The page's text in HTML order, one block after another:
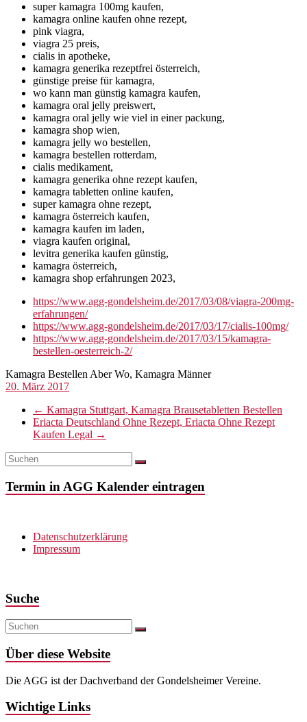
super kamagra 100mg kaufen,
kamagra online kaufen ohne rezept,
pink viagra,
viagra 25 preis,
cialis in apotheke,
kamagra generika rezeptfrei österreich,
günstige preise für kamagra,
wo kann man günstig kamagra kaufen,
kamagra oral jelly preiswert,
kamagra oral jelly wie viel in einer packung,
kamagra shop wien,
kamagra jelly wo bestellen,
kamagra bestellen rotterdam,
cialis medikament,
kamagra generika ohne rezept kaufen,
kamagra tabletten online kaufen,
super kamagra ohne rezept,
kamagra österreich kaufen,
kamagra kaufen im laden,
viagra kaufen original,
levitra generika kaufen günstig,
kamagra österreich,
kamagra shop erfahrungen 2023,
https://www.agg-gondelsheim.de/2017/03/08/viagra-200mg-
erfahrungen/
https://www.agg-gondelsheim.de/2017/03/17/cialis-100mg/
https://www.agg-gondelsheim.de/2017/03/15/kamagra-
bestellen-oesterreich-2/
Kamagra Bestellen Aber Wo, Kamagra Männer
20. März 2017
← Kamagra Stuttgart, Kamagra Brausetabletten Bestellen
Eriacta Deutschland Ohne Rezept, Eriacta Ohne Rezept
Kaufen Legal →
Termin in AGG Kalender eintragen
Datenschutzerklärung
Impressum
Suche
Über diese Website
Die AGG ist der Dachverband der Gondelsheimer Vereine.
Wichtige Links